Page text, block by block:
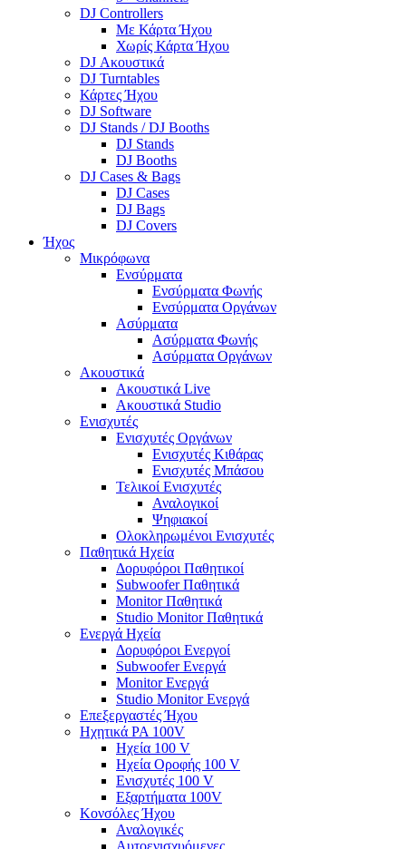
DJ Controllers
Με Κάρτα Ήχου
Χωρίς Κάρτα Ήχου
DJ Ακουστικά
DJ Turntables
Κάρτες Ήχου
DJ Software
DJ Stands / DJ Booths
DJ Stands
DJ Booths
DJ Cases & Bags
DJ Cases
DJ Bags
DJ Covers
Ήχος
Μικρόφωνα
Ενσύρματα
Ενσύρματα Φωνής
Ενσύρματα Οργάνων
Ασύρματα
Ασύρματα Φωνής
Ασύρματα Οργάνων
Ακουστικά
Ακουστικά Live
Ακουστικά Studio
Ενισχυτές
Ενισχυτές Οργάνων
Ενισχυτές Κιθάρας
Ενισχυτές Μπάσου
Τελικοί Ενισχυτές
Αναλογικοί
Ψηφιακοί
Ολοκληρωμένοι Ενισχυτές
Παθητικά Ηχεία
Δορυφόροι Παθητικοί
Subwoofer Παθητικά
Monitor Παθητικά
Studio Monitor Παθητικά
Ενεργά Ηχεία
Δορυφόροι Ενεργοί
Subwoofer Ενεργά
Monitor Ενεργά
Studio Monitor Ενεργά
Επεξεργαστές Ήχου
Ηχητικά PA 100V
Ηχεία 100 V
Ηχεία Οροφής 100 V
Ενισχυτές 100 V
Εξαρτήματα 100V
Κονσόλες Ήχου
Αναλογικές
Αυτοενισχυόμενες